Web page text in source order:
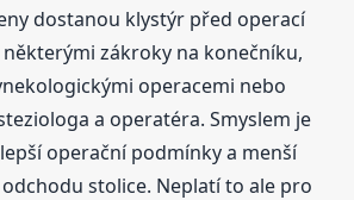
dostanou klystýr před operací
zákroky na konečníku,
operacemi nebo
a operatéra. Smyslem je
operační podmínky a menší
stolice. Neplatí to ale pro